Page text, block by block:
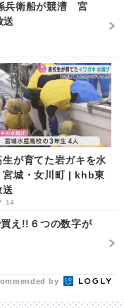
兵衛船が競漕 宮
送
生が育てた岩ガキを水
城・女川町 | khb東
送
え!!６つの数字が
by